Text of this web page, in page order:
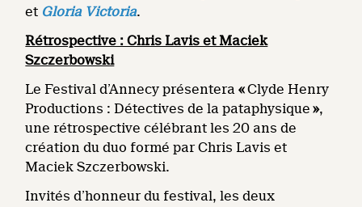
et Gloria Victoria.
Rétrospective : Chris Lavis et Maciek
Szczerbowski
Le Festival d’Annecy présentera«Clyde Henry
Productions : Détectives de la pataphysique »,
une rétrospective célébrant les 20 ans de
création du duo formé par Chris Lavis et
Maciek Szczerbowski.
Invités d’honneur du festival, les deux